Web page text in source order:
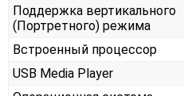
Поддержка вертикального
(Портретного) режима
Встроенный процессор
USB Media Player